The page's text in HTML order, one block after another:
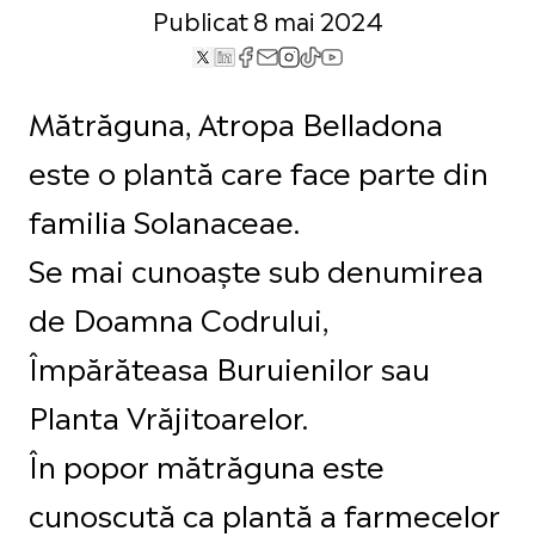
Publicat 8 mai 2024
Mătrăguna, Atropa Belladona
este o plantă care face parte din
familia Solanaceae.
Se mai cunoaște sub denumirea
de Doamna Codrului,
Împărăteasa Buruienilor sau
Planta Vrăjitoarelor.
În popor mătrăguna este
cunoscută ca plantă a farmecelor